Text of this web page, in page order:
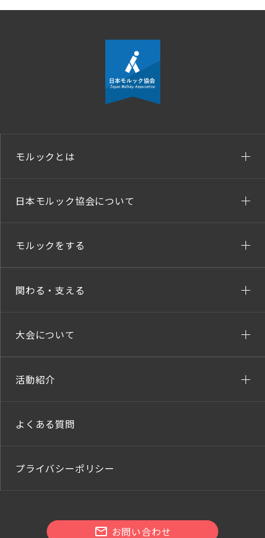
モルックとは
日本モルック協会について
モルックをする
関わる・支える
大会について
活動紹介
よくある質問
プライバシーポリシー
お問い合わせ